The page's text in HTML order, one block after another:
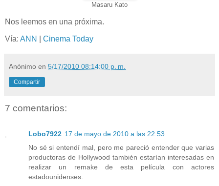
Masaru Kato
Nos leemos en una próxima.
Vía: ANN Cinema Today
Anónimo en 5/17/2010 08:14:00 p. m.
Compartir
7 comentarios:
Lobo7922 17 de mayo de 2010 a las 22:53
No sé si entendí mal, pero me pareció entender que varias
productoras de Hollywood también estarían interesadas en
realizar un remake de esta película con actores
estadounidenses.